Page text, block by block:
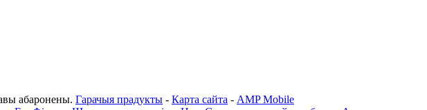
абаронены. Гарачыя прадукты - Карта сайта - AMP Mobile